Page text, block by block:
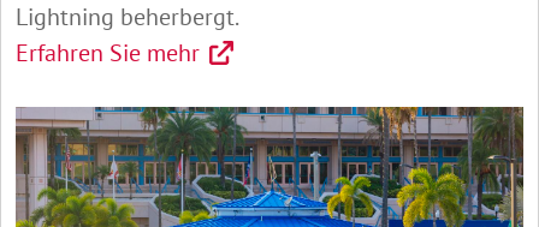
Lightning beherbergt.
Erfahren Sie mehr